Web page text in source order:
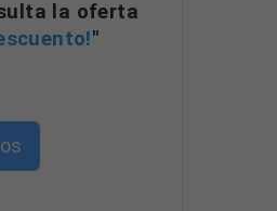
la oferta
"